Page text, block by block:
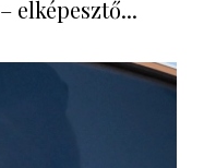
elképesztő...